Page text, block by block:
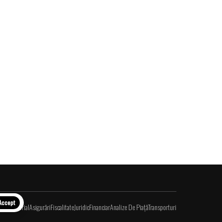
EditorialAsigurăriFiscalitateJuridicFinanciarAnalize De PiațăTransporturi